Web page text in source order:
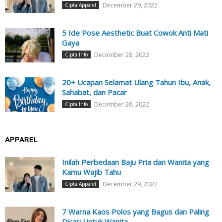
Cipta Apparel December 29, 2022
5 Ide Pose Aesthetic Buat Cowok Anti Mati
Gaya
Cipta Info December 28, 2022
20+ Ucapan Selamat Ulang Tahun Ibu, Anak,
Sahabat, dan Pacar
Cipta Info December 26, 2022
APPAREL
Inilah Perbedaan Baju Pria dan Wanita yang
Kamu Wajib Tahu
Cipta Apparel December 29, 2022
7 Warna Kaos Polos yang Bagus dan Paling